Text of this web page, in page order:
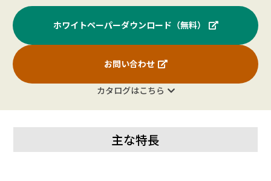
ホワイトペーパーダウンロード（無料）
お問い合わせ
カタログはこちら
主な特長